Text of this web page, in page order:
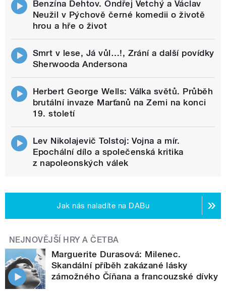
Benzína Dehtov. Ondřej Vetchý a Václav
Neužil v Pýchově černé komedii o životě
hrou a hře o život
Smrt v lese, Já vůl…!, Zrání a další povídky
Sherwooda Andersona
Herbert George Wells: Válka světů. Průběh
brutální invaze Marťanů na Zemi na konci
19. století
Lev Nikolajevič Tolstoj: Vojna a mír.
Epochální dílo a společenská kritika
z napoleonských válek
Jak nás naladíte na DABu
NEJNOVĚJŠÍ HRY A ČETBA
Marguerite Durasová: Milenec.
Skandální příběh zakázané lásky
zámožného Číňana a francouzské dívky